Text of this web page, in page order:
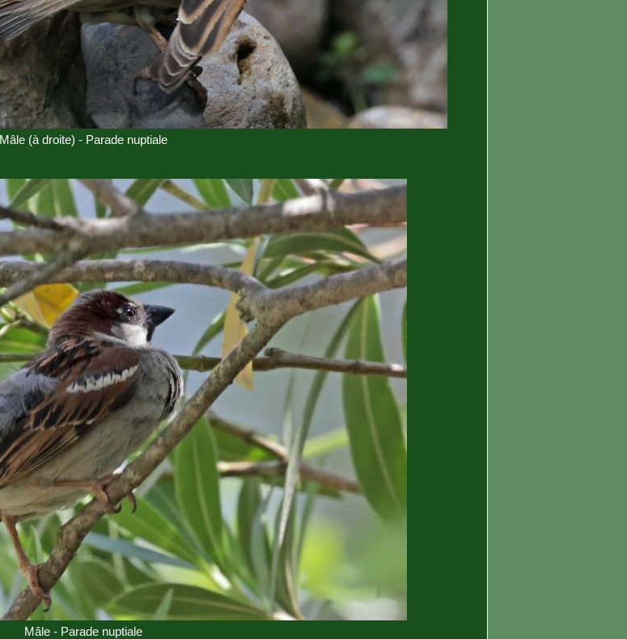
Mâle (à droite) - Parade nuptiale
Mâle - Parade nuptiale